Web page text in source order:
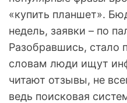
«купить планшет».
недель, заявки – по
Разобравшись, стало
словам люди ищут
читают отзывы, не
ведь поисковая